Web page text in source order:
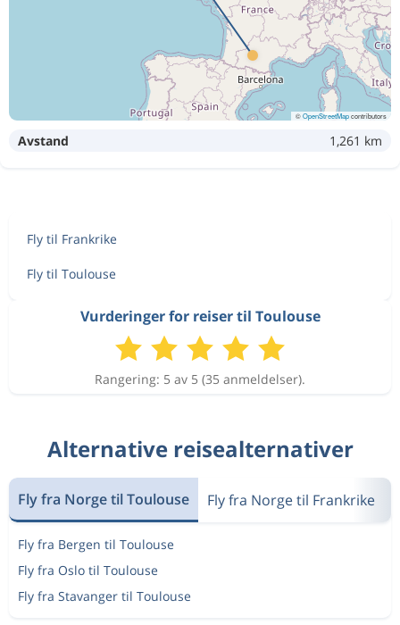
©OpenStreetMapcontributors
Avstand 1,261 km
Fly til Frankrike
Fly til Toulouse
Vurderinger for reiser til Toulouse
Rangering: 5 av 5 (35 anmeldelser).
Alternative reisealternativer
Fly fra Norge til Toulouse Fly fra Norge til Frankrike
Fly fra Bergen til Toulouse
Fly fra Oslo til Toulouse
Fly fra Stavanger til Toulouse